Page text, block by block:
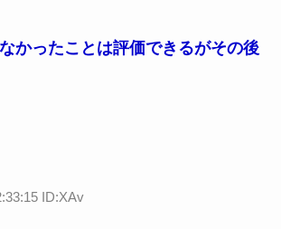
かったことは評価できるがその後
ID:XAv